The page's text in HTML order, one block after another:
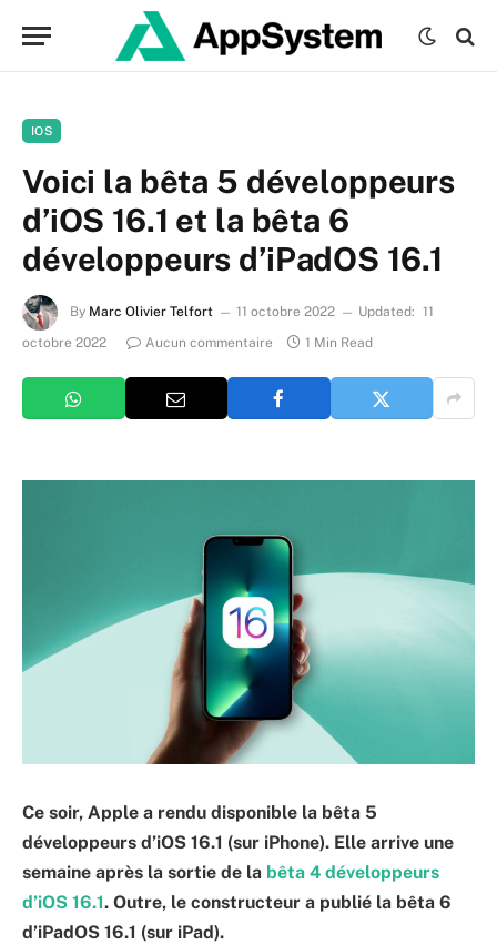
IOS
Voici la bêta 5 développeurs
d’iOS 16.1 et la bêta 6
développeurs d’iPadOS 16.1
By Marc Olivier Telfort 11 octobre 2022 Updated: 11
octobre 2022
Aucun commentaire 1 Min Read
Ce soir, Apple a rendu disponible la bêta 5
développeurs d’iOS 16.1 (sur iPhone). Elle arrive une
semaine après la sortie de la bêta 4 développeurs
d’iOS 16.1. Outre, le constructeur a publié la bêta 6
d’iPadOS 16.1 (sur iPad).